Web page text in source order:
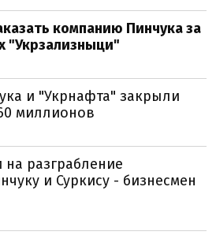
компанию Пинчука за
"Укрзализныци"
и "Укрнафта" закрыли
миллионов
на разграбление
и Суркису - бизнесмен